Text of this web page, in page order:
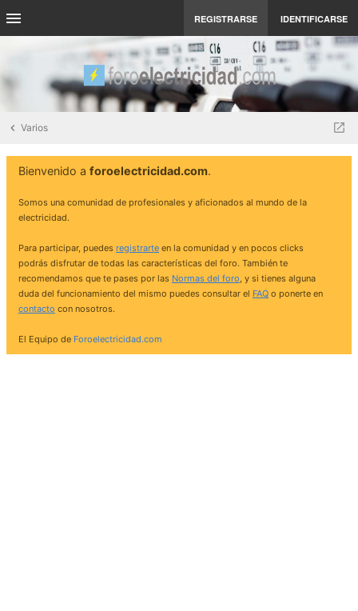
REGISTRARSE IDENTIFICARSE
Varios
Bienvenido a foroelectricidad.com.
Somos una comunidad de profesionales y aficionados al mundo de la
electricidad.
Para participar, puedes registrarte en la comunidad y en pocos clicks
podrás disfrutar de todas las características del foro. También te
recomendamos que te pases por las Normas del foro, y si tienes alguna
duda del funcionamiento del mismo puedes consultar el FAQ o ponerte en
contacto con nosotros.
El Equipo de Foroelectricidad.com